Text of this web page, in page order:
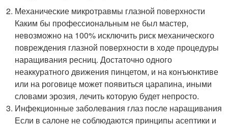
Механические микротравмы глазной поверхности
Каким бы профессиональным не был мастер,
невозможно на 100% исключить риск механического
повреждения глазной поверхности в ходе процедуры
наращивания ресниц. Достаточно одного
неаккуратного движения пинцетом, и на конъюнктиве
или на роговице может появиться царапина, иными
словами эрозия, лечить которую будет непросто.
Инфекционные заболевания глаз после наращивания
Если в салоне не соблюдаются принципы асептики и